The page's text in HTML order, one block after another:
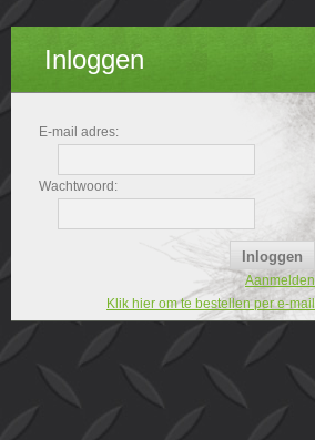
Inloggen
E-mail adres:
Wachtwoord:
Aanmelden
Klik hier om te bestellen per e-mail